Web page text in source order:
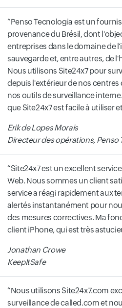
Penso Tecnologia est un
provenance du Brésil, dont
entreprises dans le domaine de
sauvegarde et, entre autres, de
Nous utilisons Site24x7 pour
depuis l'extérieur de nos
nos outils de surveillance
que Site24x7 est facile à utiliser
Erik de Lopes Morais
Directeur des opérations, Penso
Site24x7 est un excellent
Web. Nous sommes un client
service a réagi rapidement aux
alertés instantanément pour
des mesures correctives. Ma
client iPhone, qui est très
Jonathan Crowe
KeepItSafe
Nous utilisons Site24x7.com
surveillance de called.com et